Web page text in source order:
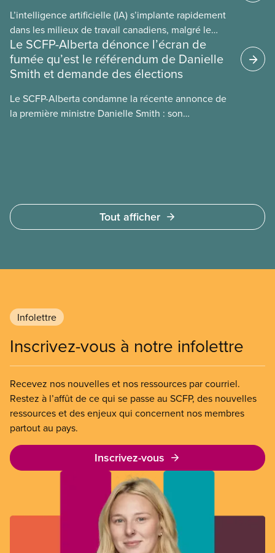
L’intelligence artificielle (IA) s’implante rapidement
dans les milieux de travail canadiens, malgré le
manque de lois et de règlements pour l’encadrer et
de tests menés en amont. Le présent document
d’information porte sur la consommation
environnementales, le rôle du secteur privé dans
l’intensification de ces conséquences et les
Le SCFP-Alberta dénonce l’écran de
fumée qu’est le référendum de Danielle
Smith et demande des élections
Le SCFP-Alberta condamne la récente annonce de
la première ministre Danielle Smith : son
Tout afficher
Infolettre
Inscrivez-vous à notre infolettre
Recevez nos nouvelles et nos ressources par courriel.
Restez à l’affût de ce qui se passe au SCFP, des nouvelles
ressources et des enjeux qui concernent nos membres
partout au pays.
Inscrivez-vous